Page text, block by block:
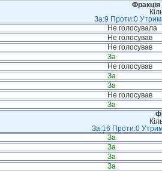
Фракція
За:9 Проти:0
Не голосувала
Не голосував
Не голосував
За
Не голосував
За
За
Не голосував
За
За:16 Проти:0
За
За
За
За